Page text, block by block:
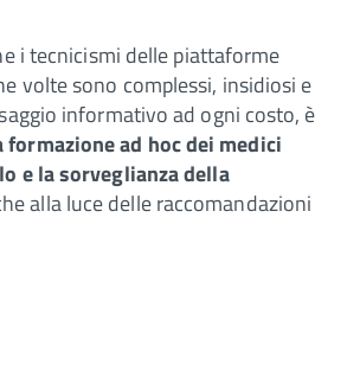
i tecnicismi delle piattaforme
volte sono complessi, insidiosi e
informativo ad ogni costo, è
ad hoc dei medici
e la sorveglianza della
alla luce delle raccomandazioni